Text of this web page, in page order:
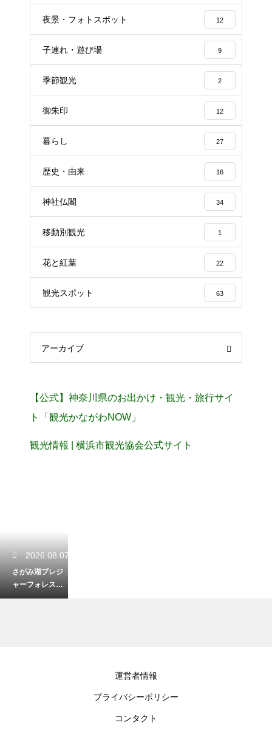
夜景・フォトスポット 12
子連れ・遊び場 9
季節観光 2
御朱印 12
暮らし 27
歴史・由来 16
神社仏閣 34
移動別観光 1
花と紅葉 22
観光スポット 63
アーカイブ
【公式】神奈川県のお出かけ・観光・旅行サイ
ト「観光かながわNOW」
観光情報 | 横浜市観光協会公式サイト
2026.08.07
さがみ湖プレジ
ャーフォレスト
で楽しむスリル
運営者情報
プライバシーポリシー
コンタクト